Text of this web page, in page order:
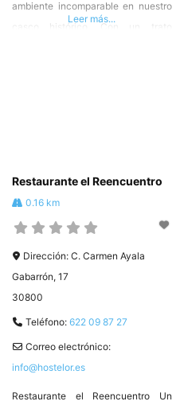
ambiente incomparable en nuestro
casco histórico. Con un trato
Leer más...
Restaurante el Reencuentro
0.16 km
Dirección: C. Carmen Ayala
Gabarrón, 17
30800
Teléfono: 622 09 87 27
Correo electrónico:
info@hostelor.es
Restaurante el Reencuentro Un